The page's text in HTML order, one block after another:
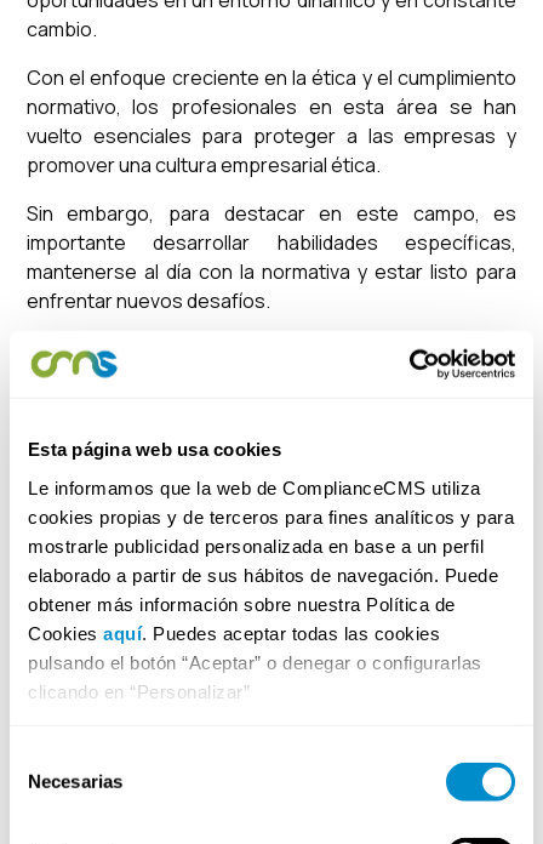
Esta página web usa cookies
Le informamos que la web de ComplianceCMS utiliza
cookies propias y de terceros para fines analíticos y para
mostrarle publicidad personalizada en base a un perfil
elaborado a partir de sus hábitos de navegación. Puede
obtener más información sobre nuestra Política de
Cookies aquí. Puedes aceptar todas las cookies
pulsando el botón “Aceptar” o denegar o configurarlas
clicando en “Personalizar”
Necesarias
cambio.
Con el enfoque creciente en la ética y el cumplimiento
normativo, los profesionales en esta área se han
vuelto esenciales para proteger a las empresas y
promover una cultura empresarial ética.
Sin embargo, para destacar en este campo, es
importante desarrollar habilidades específicas,
mantenerse al día con la normativa y estar listo para
enfrentar nuevos desafíos.
Desde ComplianceCMS, contamos con numerosos
cursos online
que te permiten capacitarte para este
formación universitaria, estás de suerte, porque
damos clase en la Universidad de Alicante y este año
lanzamos el curso ‘’EXPERTO EN COMPLIANCE’’ para
que aprendas todo lo que necesitas para optar a este
puesto.
PREINSCRIBIRTE